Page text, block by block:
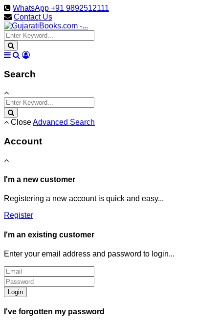
WhatsApp +91 9892512111
Contact Us
Search
CloseAdvanced Search
Account
I'm a new customer
Registering a new account is quick and easy...
Register
I'm an existing customer
Enter your email address and password to login...
Login
I've forgotten my password